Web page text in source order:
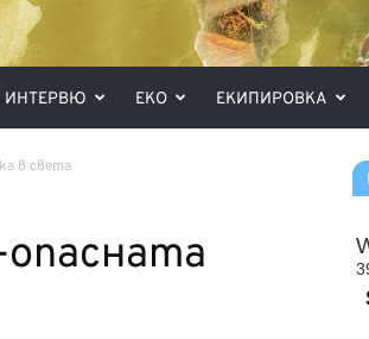
ИНТЕРВЮ ЕКО ЕКИПИРОВКА
в света